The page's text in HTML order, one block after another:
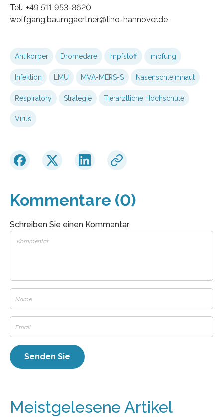
Tel.: +49 511 953-8620
wolfgang.baumgaertner@tiho-hannover.de
Antikörper Dromedare Impfstoff Impfung
Infektion LMU MVA-MERS-S Nasenschleimhaut
Respiratory Strategie Tierärztliche Hochschule
Virus
Kommentare (0)
Schreiben Sie einen Kommentar
Meistgelesene Artikel